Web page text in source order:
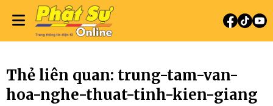
Thẻ liên quan: trung-tam-van-
hoa-nghe-thuat-tinh-kien-giang